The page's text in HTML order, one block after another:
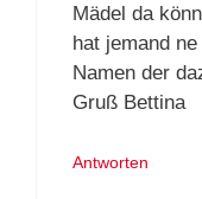
Mädel da
hat jemand
Namen der
Gruß Bettina
Antworten